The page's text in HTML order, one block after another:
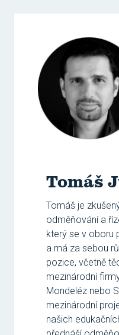
Tomáš
Tomáš je
odměňování a
který se v oboru
a má za sebou
pozice, včetně
mezinárodní
Mondeléz nebo
mezinárodní
našich